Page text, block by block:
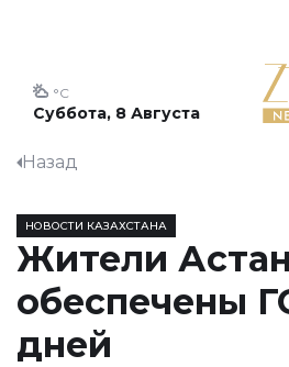
Суббота, 8 Августа
°C
Назад
НОВОСТИ КАЗАХСТАНА
Жители
обеспечены
дней